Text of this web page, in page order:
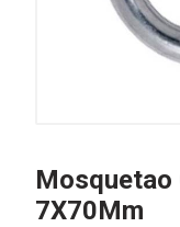
Mosquetao
7X70Mm